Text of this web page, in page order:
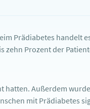
Prädiabetes handelt
Prozent der
hatten. Außerdem
mit Prädiabetes